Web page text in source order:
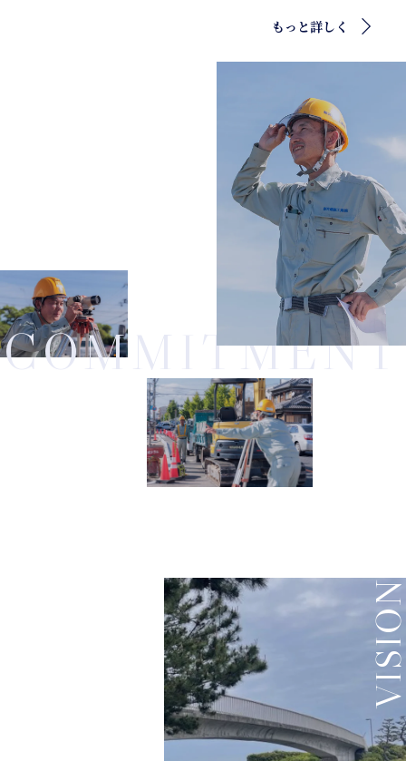
もっと詳しく
COMMITMENT